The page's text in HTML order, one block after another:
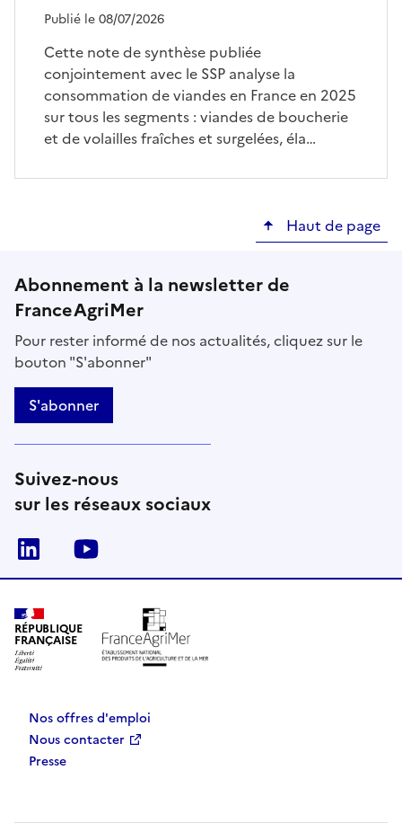
Publié le 08/07/2026
Cette note de synthèse publiée
conjointement avec le SSP analyse la
consommation de viandes en France en 2025
sur tous les segments : viandes de boucherie
et de volailles fraîches et surgelées, éla…
Haut de page
Abonnement à la newsletter de
FranceAgriMer
Pour rester informé de nos actualités, cliquez sur le
bouton "S'abonner"
S'abonner
Suivez-nous
sur les réseaux sociaux
Linkedin
RÉPUBLIQUE
FRANÇAISE
Nos offres d'emploi
Nous contacter
Presse